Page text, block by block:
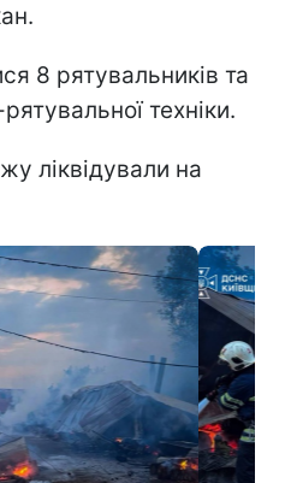
8 рятувальників та
техніки.
ліквідували на